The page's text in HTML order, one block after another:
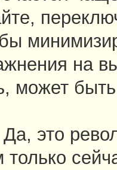
на
может
это
только